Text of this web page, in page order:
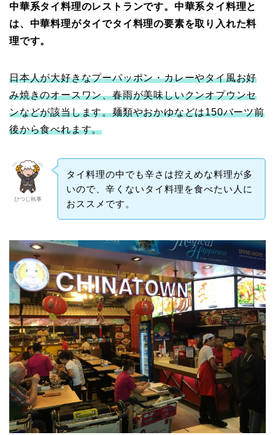
中華系タイ料理のレストランです。中華系タイ料理と
は、中華料理がタイでタイ料理の要素を取り入れた料
理です。
日本人が大好きなプーパッポン・カレーやタイ風お好
み焼きのオースワン、春雨が美味しいクンオプウンセ
ンなどが該当します。麺類やおかゆなどは150バーツ前
後から食べれます。
ひつじ執事
タイ料理の中でも辛さは控えめな料理が多
いので、辛くないタイ料理を食べたい人に
おススメです。